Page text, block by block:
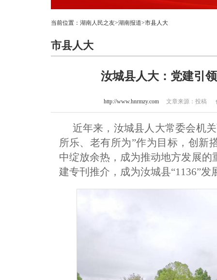
当前位置： 湖南人民之友>湖南报道>市县人大
市县人大
汝城县人大：党建引
http://www.hnrmzy.com 文章来源：投稿
近年来，汝城县人大常委会机
所乐、老有所为”作为目标，创新
中绽放余热，成为推动地方发展
建专刊推介，成为汝城县“1136”发